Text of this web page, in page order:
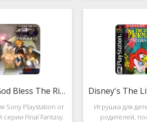
Вышло ещё 2
вертолётом и
Несмотря на то,
создавались
Darkstone
Ehrgeiz: God Bless The Ring
Sony Playstation от
серии Final Fantasy.
Игрушка для
родителей,